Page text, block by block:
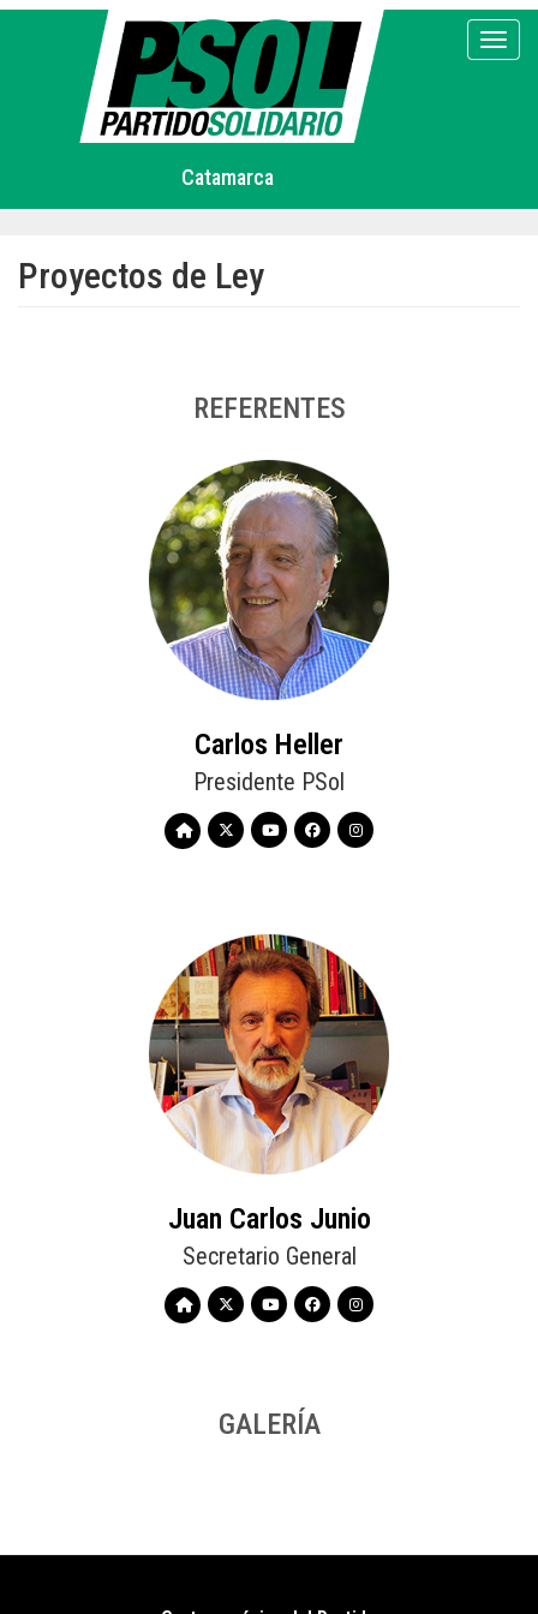
Pasar
Catamarca
Proyectos de Ley
REFERENTES
Carlos Heller
Presidente PSol
Juan Carlos Junio
Secretario General
GALERÍA